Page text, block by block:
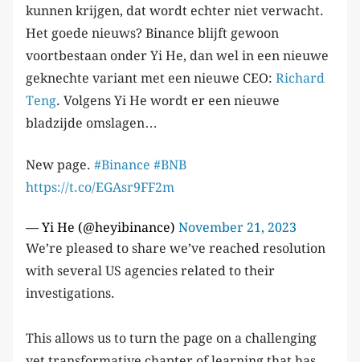
kunnen krijgen, dat wordt echter niet verwacht.
Het goede nieuws? Binance blijft gewoon
voortbestaan onder Yi He, dan wel in een nieuwe
geknechte variant met een nieuwe CEO: Richard
Teng. Volgens Yi He wordt er een nieuwe
bladzijde omslagen…
New page. #Binance #BNB
https://t.co/EGAsr9FF2m
— Yi He (@heyibinance) November 21, 2023
We’re pleased to share we’ve reached resolution
with several US agencies related to their
investigations.
This allows us to turn the page on a challenging